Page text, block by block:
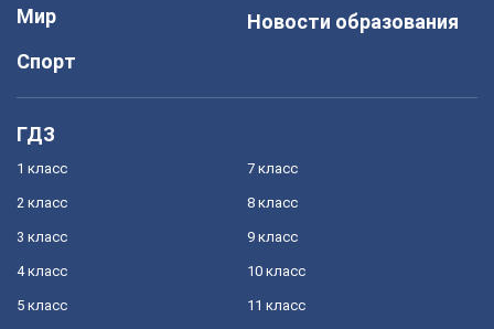
Мир
Спорт
Новости образования
ГДЗ
1 класс
2 класс
3 класс
4 класс
5 класс
7 класс
8 класс
9 класс
10 класс
11 класс